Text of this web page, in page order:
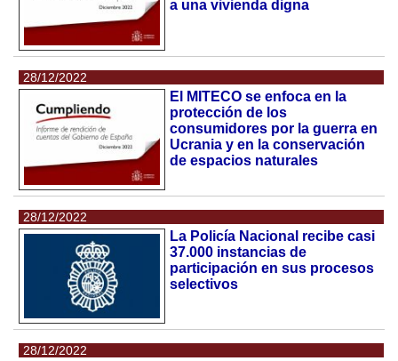
a una vivienda digna
28/12/2022
El MITECO se enfoca en la
protección de los
consumidores por la guerra en
Ucrania y en la conservación
de espacios naturales
28/12/2022
La Policía Nacional recibe casi
37.000 instancias de
participación en sus procesos
selectivos
28/12/2022